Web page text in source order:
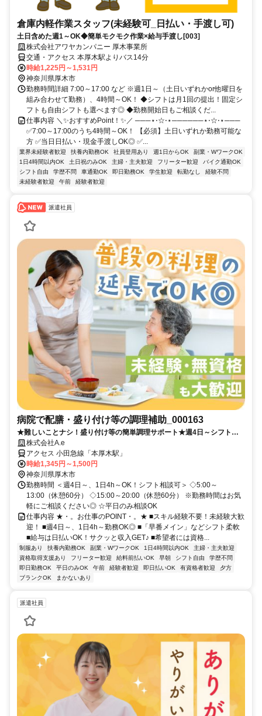
倉庫内軽作業スタッフ(未経験可_日払い・手渡し可)
土日含めた週1～OK◆簡単モクモク作業×給与手渡し[003]
株式会社アワヤカンパニー 厚木事業所
交通・アクセス 本厚木駅よりバス14分
時給1,225円～1,531円
神奈川県厚木市
勤務時間詳細 7:00～17:00 など ※週1日～（土日いずれかor他曜日を
組み合わせて勤務）、4時間～OK！ ◆シフトは月1回の提出！固定シ
フトも自由シフトも選べます◎ ◆勤務開始日もご相談くだ...
仕事内容 ＼✨おすすめPoint！✨／ ───⋆⋅☆⋅⋆──────⋆⋅☆⋅⋆───
✅7:00～17:00のうち4時間～OK！ 【必須】土日いずれか勤務可能な
方 ✅当日日払い・現金手渡しOK◎ ✅...
業界未経験者歓迎 扶養内勤務OK 社員登用あり 週1日からOK
副業・WワークOK
1日4時間以内OK
土日祝のみOK 主婦・主夫歓迎 フリーター歓迎
バイク通勤OK
シフト自由
学歴不問 車通勤OK 即日勤務OK 学生歓迎 転勤なし
経験不問
未経験者歓迎
午前 経験者歓迎
派遣社員
病院で配膳・盛り付け等の調理補助_000163
★難しいことナシ！盛り付け等の簡単調理サポート★週4日～シフト応
相談◎│履歴書不要×WEBで選考完結◎
株式会社A.e
アクセス 小田急線「本厚木駅」
時給1,345円～1,500円
神奈川県厚木市
勤務時間 ＜週4日～、1日4h～OK！シフト相談可＞ ◇5:00～
13:00（休憩60分） ◇15:00～20:00（休憩60分） ※勤務時間はお気
軽にご相談ください◎ ☆平日のみ相談OK
仕事内容 ★・。お仕事のPOINT・。★ ■スキル経験不要！未経験大歓
迎！ ■週4日～、1日4h～勤務OK◎ ■「早番メイン」などシフト柔軟
■給与は日払いOK！サクッと収入GET♪ ■希望者には資格...
制服あり 扶養内勤務OK 副業・WワークOK 1日4時間以内OK
主婦・主夫歓迎
資格取得支援あり
フリーター歓迎 給料前払いOK 早朝 シフト自由
学歴不問
即日勤務OK
平日のみOK 午前 経験者歓迎 即日払いOK 有資格者歓迎
夕方
ブランクOK
まかないあり
派遣社員